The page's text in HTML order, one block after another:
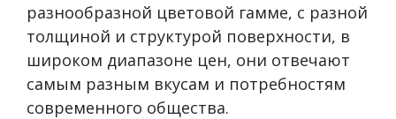
разнообразной цветовой гамме, с разной
толщиной и структурой поверхности, в
широком диапазоне цен, они отвечают
самым разным вкусам и потребностям
современного общества.